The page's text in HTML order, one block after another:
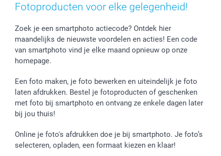
Fotoproducten voor elke gelegenheid!
Zoek je een smartphoto actiecode? Ontdek hier
maandelijks de nieuwste voordelen en acties! Een code
van smartphoto vind je elke maand opnieuw op onze
homepage.
Een foto maken, je foto bewerken en uiteindelijk je foto
laten afdrukken. Bestel je fotoproducten of geschenken
met foto bij smartphoto en ontvang ze enkele dagen later
bij jou thuis!
Online je foto's afdrukken doe je bij smartphoto. Je foto’s
selecteren, opladen, een formaat kiezen en klaar!